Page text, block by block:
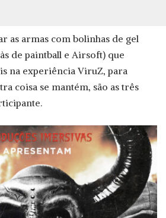
as armas com bolinhas de gel
de paintball e Airsoft) que
na experiência ViruZ, para
coisa se mantém, são as três